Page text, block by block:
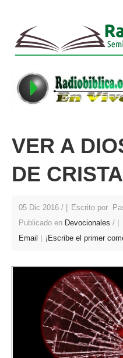
VER A
DE
05 Dic 2016 /
Escrito por
Publicado en Devocionales /
Email
¡Escribe el primer